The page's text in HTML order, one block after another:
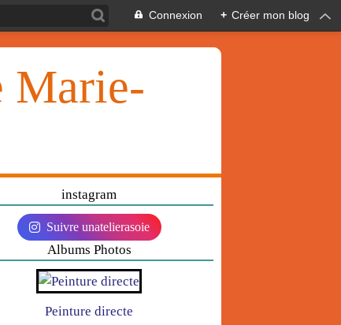
Connexion + Créer mon blog
Marie-
instagram
Suivre unatelierasoie
Albums Photos
Peinture directe